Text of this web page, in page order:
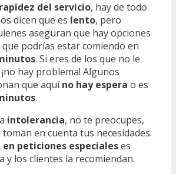
rapidez del servicio, hay de todo
dicen que es lento, pero
aseguran que hay opciones
que podrías estar comiendo en
. Si eres de los que no le
hay problema! Algunos
que aquíno hay espera o es
.
intolerancia, no te preocupes,
en cuenta tus necesidades.
peticiones especialeses
y los clientes la recomiendan.